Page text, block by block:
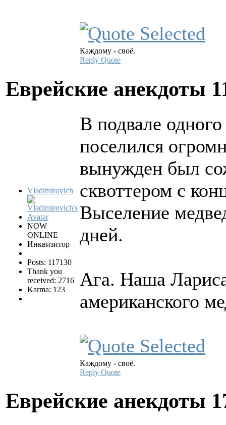
Каждому - своё.
Reply Quote
Еврейские анекдоты
Vladimirovich
NOW
ONLINE
Инквизитор
Posts: 117130
Thank you
received: 2716
Karma: 123
В подвале
поселился
вынужден был
сквоттером с
Выселение
дней.
Ага. Наша
американского
Каждому - своё.
Reply Quote
Еврейские анекдоты